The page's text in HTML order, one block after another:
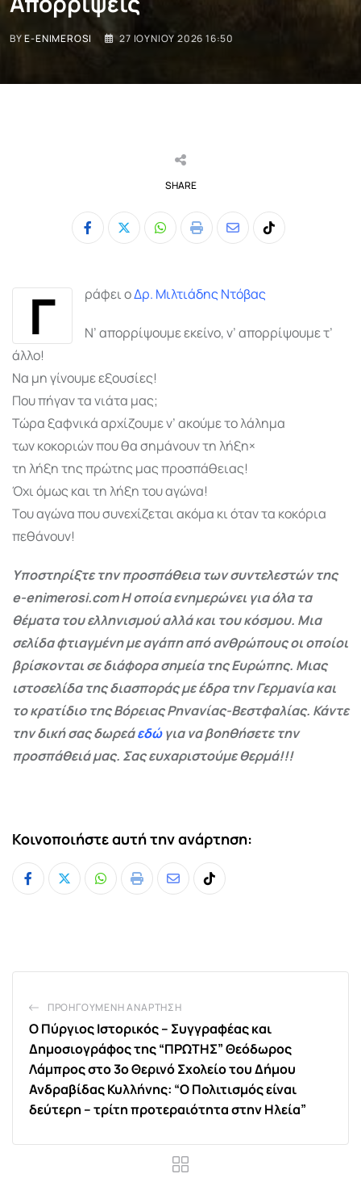
BYE-ENIMEROSI 27 ΙΟΥΝΊΟΥ 2026 16:50
SHARE
Whatsapp
Print
ShareTiktok
Γ ράφει οΔρ. Μιλτιάδης Ντόβας
Ν’ απορρίψουμε εκείνο, ν’ απορρίψουμε τ’
άλλο!
Να μη γίνουμε εξουσίες!
Που πήγαν τα νιάτα μας;
Τώρα ξαφνικά αρχίζουμε ν’ ακούμε το λάλημα
των κοκοριών που θα σημάνουν τη λήξη×
τη λήξη της πρώτης μας προσπάθειας!
Όχι όμως και τη λήξη του αγώνα!
Του αγώνα που συνεχίζεται ακόμα κι όταν τα κοκόρια
πεθάνουν!
Υποστηρίξτε την προσπάθεια των συντελεστών της
e-enimerosi.com Η οποία ενημερώνει για όλα τα
θέματα του ελληνισμού αλλά και του κόσμου. Μια
σελίδα φτιαγμένη με αγάπη από ανθρώπους οι οποίοι
βρίσκονται σε διάφορα σημεία της Ευρώπης. Μιας
ιστοσελίδα της διασποράς με έδρα την Γερμανία και
το κρατίδιο της Βόρειας Ρηνανίας-Βεστφαλίας. Κάντε
την δική σας δωρεάεδώγια να βοηθήσετε την
προσπάθειά μας. Σας ευχαριστούμε θερμά!!!
Κοινοποιήστε αυτή την ανάρτηση:
Whatsapp
Print
ShareTiktok
ΠΡΟΗΓΟΎΜΕΝΗ ΑΝΆΡΤΗΣΗ
Ο Πύργιος Ιστορικός – Συγγραφέας και
Δημοσιογράφος της “ΠΡΩΤΗΣ” Θεόδωρος
Λάμπρος στο 3ο Θερινό Σχολείο του Δήμου
Ανδραβίδας Κυλλήνης: “Ο Πολιτισμός είναι
δεύτερη – τρίτη προτεραιότητα στην Ηλεία”